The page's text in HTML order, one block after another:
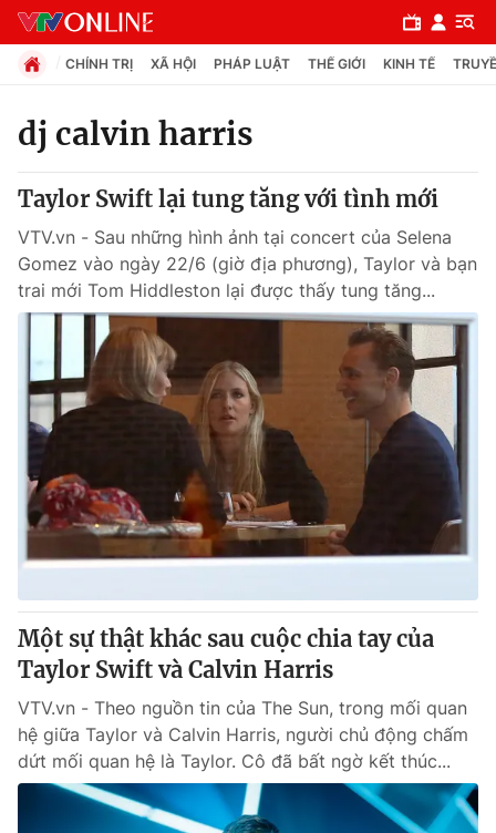
Chuyên mục
Xã hội
Pháp luật
Y tế
Thế giới
Tin tức
Thế giới đó đây
Câu chuyện quốc tế
Thị trường
Góc doanh nghiệp
Dữ liệu và đời sống
Truyền hình
Phim VTV
Hậu trường
Nhân vật
Giải trí
Điện ảnh
Đời sống
CHÍNH TRỊ XÃ HỘI PHÁP LUẬT THẾ GIỚI KINH TẾ
dj calvin harris
Taylor Swift lại tung tăng với tình mới
VTV.vn - Sau những hình ảnh tại concert của Selena
Gomez vào ngày 22/6 (giờ địa phương), Taylor và bạn
trai mới Tom Hiddleston lại được thấy tung tăng...
Một sự thật khác sau cuộc chia tay của
Taylor Swift và Calvin Harris
VTV.vn - Theo nguồn tin của The Sun, trong mối quan
hệ giữa Taylor và Calvin Harris, người chủ động chấm
dứt mối quan hệ là Taylor. Cô đã bất ngờ kết thúc...